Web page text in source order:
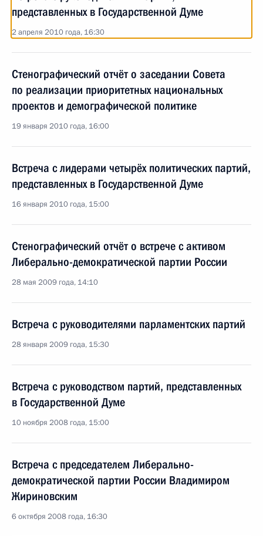
представленных в Государственной Думе
2 апреля 2010 года, 16:30
Стенографический отчёт о заседании Совета
по реализации приоритетных национальных
проектов и демографической политике
19 января 2010 года, 16:00
Встреча с лидерами четырёх политических партий,
представленных в Государственной Думе
16 января 2010 года, 15:00
Стенографический отчёт о встрече с активом
Либерально-демократической партии России
28 мая 2009 года, 14:10
Встреча с руководителями парламентских партий
28 января 2009 года, 15:30
Встреча с руководством партий, представленных
в Государственной Думе
10 ноября 2008 года, 15:00
Встреча с председателем Либерально-
демократической партии России Владимиром
Жириновским
6 октября 2008 года, 16:30